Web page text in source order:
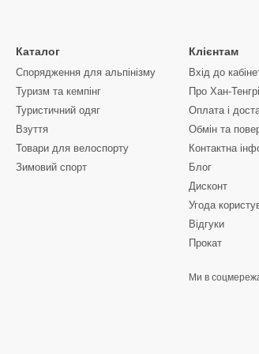
У нашому асортименті є як компактні моделі
по Україні, зручну оплату та професійну
узбережжі, сімейного відпочинку в лісі чи
Каталог
Спорядження для альпінізму
Туризм та кемпінг
Туристичний одяг
Взуття
Товари для велоспорту
Зимовий спорт
Клієнтам
Вхід до
Про Хан-Тенгрі
Оплата і
Обмін та
Контактна
Блог
Дисконт
Угода
Відгуки
Прокат
Ми в